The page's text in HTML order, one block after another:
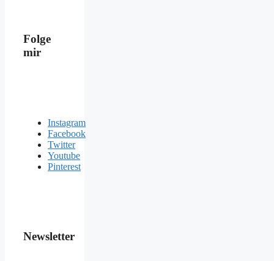
Folge
mir
Instagram
Facebook
Twitter
Youtube
Pinterest
Newsletter